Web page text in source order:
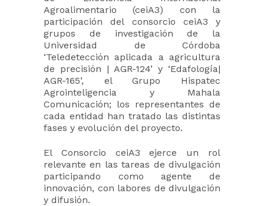
Agroalimentario (ceiA3) con la
participación del consorcio ceiA3 y
grupos de investigación de la
Universidad de Córdoba
‘Teledetección aplicada a agricultura
de precisión | AGR-124’ y ‘Edafología|
AGR-165’, el Grupo Hispatec
Agrointeligencia y Mahala
Comunicación; los representantes de
cada entidad han tratado las distintas
fases y evolución del proyecto.
El Consorcio ceiA3 ejerce un rol
relevante en las tareas de divulgación
participando como agente de
innovación, con labores de divulgación
y difusión.